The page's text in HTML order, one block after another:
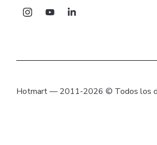
Hotmart — 2011-2026 © Todos los